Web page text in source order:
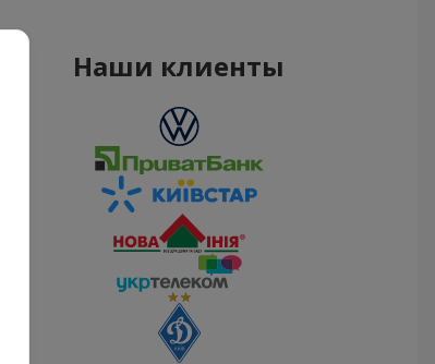
Наши клиенты